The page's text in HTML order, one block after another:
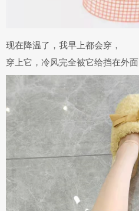
现在降温了，我早上都会穿，
穿上它，冷风完全被它给挡在外面